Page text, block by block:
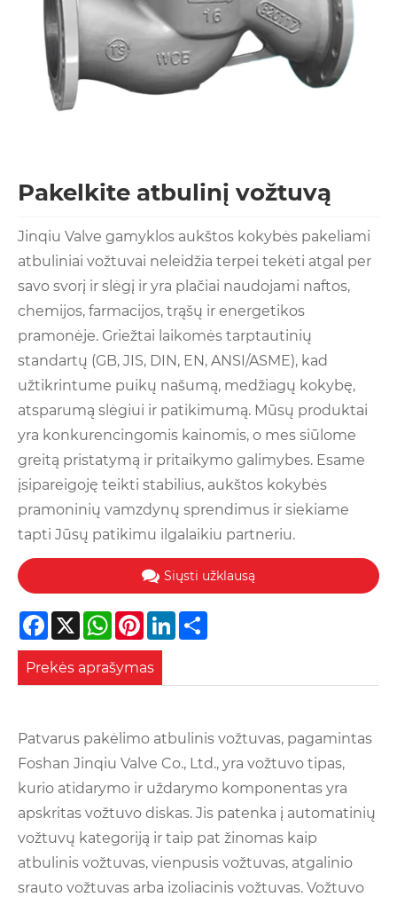
Pakelkite atbulinį vožtuvą
Jinqiu Valve gamyklos aukštos kokybės pakeliami
atbuliniai vožtuvai neleidžia terpei tekėti atgal per
savo svorį ir slėgį ir yra plačiai naudojami naftos,
chemijos, farmacijos, trąšų ir energetikos
pramonėje. Griežtai laikomės tarptautinių
standartų (GB, JIS, DIN, EN, ANSI/ASME), kad
užtikrintume puikų našumą, medžiagų kokybę,
atsparumą slėgiui ir patikimumą. Mūsų produktai
yra konkurencingomis kainomis, o mes siūlome
greitą pristatymą ir pritaikymo galimybes. Esame
įsipareigoję teikti stabilius, aukštos kokybės
pramoninių vamzdynų sprendimus ir siekiame
tapti Jūsų patikimu ilgalaikiu partneriu.
Siųsti užklausą
Facebook
X WhatsApp
Pinterest
LinkedIn
Prekės aprašymas
Patvarus pakėlimo atbulinis vožtuvas, pagamintas
Foshan Jinqiu Valve Co., Ltd., yra vožtuvo tipas,
kurio atidarymo ir uždarymo komponentas yra
apskritas vožtuvo diskas. Jis patenka į automatinių
vožtuvų kategoriją ir taip pat žinomas kaip
atbulinis vožtuvas, vienpusis vožtuvas, atgalinio
srauto vožtuvas arba izoliacinis vožtuvas. Vožtuvo